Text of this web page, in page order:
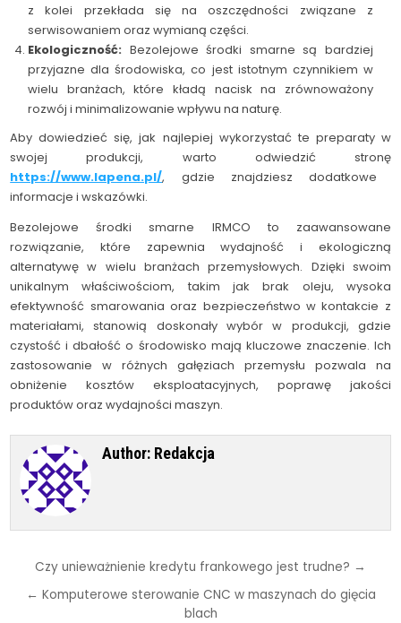
z kolei przekłada się na oszczędności związane z
serwisowaniem oraz wymianą części.
Ekologiczność: Bezolejowe środki smarne są bardziej
przyjazne dla środowiska, co jest istotnym czynnikiem w
wielu branżach, które kładą nacisk na zrównoważony
rozwój i minimalizowanie wpływu na naturę.
Aby dowiedzieć się, jak najlepiej wykorzystać te preparaty w
swojej produkcji, warto odwiedzić stronę
https://www.lapena.pl/, gdzie znajdziesz dodatkowe
informacje i wskazówki.
Bezolejowe środki smarne IRMCO to zaawansowane
rozwiązanie, które zapewnia wydajność i ekologiczną
alternatywę w wielu branżach przemysłowych. Dzięki swoim
unikalnym właściwościom, takim jak brak oleju, wysoka
efektywność smarowania oraz bezpieczeństwo w kontakcie z
materiałami, stanowią doskonały wybór w produkcji, gdzie
czystość i dbałość o środowisko mają kluczowe znaczenie. Ich
zastosowanie w różnych gałęziach przemysłu pozwala na
obniżenie kosztów eksploatacyjnych, poprawę jakości
produktów oraz wydajności maszyn.
Author: Redakcja
Nawigacja
wpisu
Czy unieważnienie kredytu frankowego jest trudne? →
← Komputerowe sterowanie CNC w maszynach do gięcia
blach